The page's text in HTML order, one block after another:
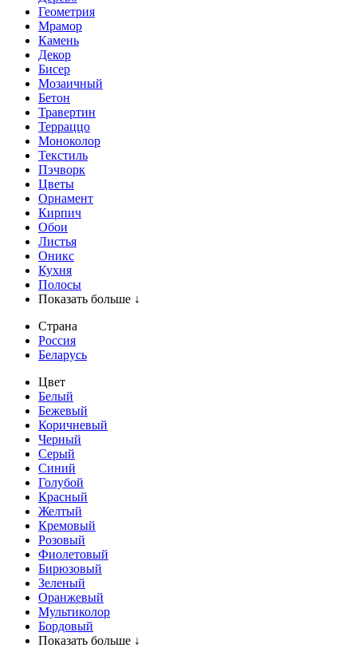
Геометрия
Мрамор
Камень
Декор
Бисер
Мозаичный
Бетон
Травертин
Терраццо
Моноколор
Текстиль
Пэчворк
Цветы
Орнамент
Кирпич
Обои
Листья
Оникс
Кухня
Полосы
Показать больше ↓
Страна
Россия
Беларусь
Цвет
Белый
Бежевый
Коричневый
Черный
Серый
Синий
Голубой
Красный
Желтый
Кремовый
Розовый
Фиолетовый
Бирюзовый
Зеленый
Оранжевый
Мультиколор
Бордовый
Показать больше ↓